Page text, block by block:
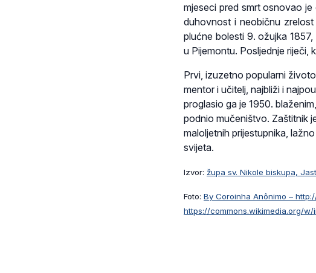
mjeseci pred smrt osnovao
duhovnost i neobičnu
plućne bolesti 9. ožujka
u Pijemontu. Posljednje riječi,
Prvi, izuzetno popularni
mentor i učitelj, najbliži i
proglasio ga je 1950.
podnio mučeništvo. Zaštitnik
maloljetnih prijestupnika,
svijeta.
Izvor: župa sv. Nikole biskupa,
Foto: By Coroinha Anônimo –
https://commons.wikimedia.org/